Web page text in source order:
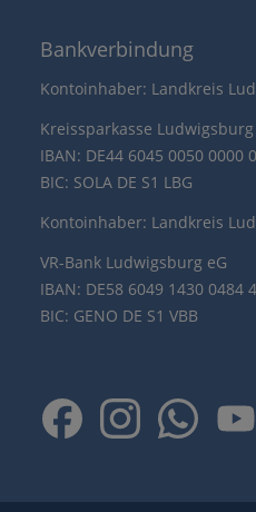
Bankverbindung
Kontoinhaber: Landkreis
Kreissparkasse Ludwigsburg
IBAN: DE44 6045 0050 0000
BIC: SOLA DE S1 LBG
Kontoinhaber: Landkreis
VR-Bank Ludwigsburg eG
IBAN: DE58 6049 1430 0484
BIC: GENO DE S1 VBB